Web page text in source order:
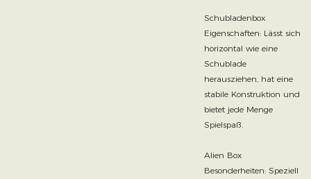
Schubladenbox
Eigenschaften: Lässt sich
horizontal wie eine
Schublade
herausziehen, hat eine
stabile Konstruktion und
bietet jede Menge
Spielspaß.
Alien Box
Besonderheiten: Speziell